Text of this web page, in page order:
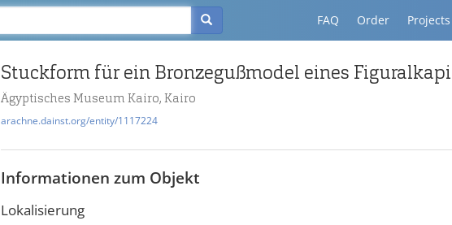
FAQ Order Projects
Stuckform für ein Bronzegußmodel eines
Ägyptisches Museum Kairo, Kairo
arachne.dainst.org/entity/1117224
Informationen zum Objekt
Lokalisierung